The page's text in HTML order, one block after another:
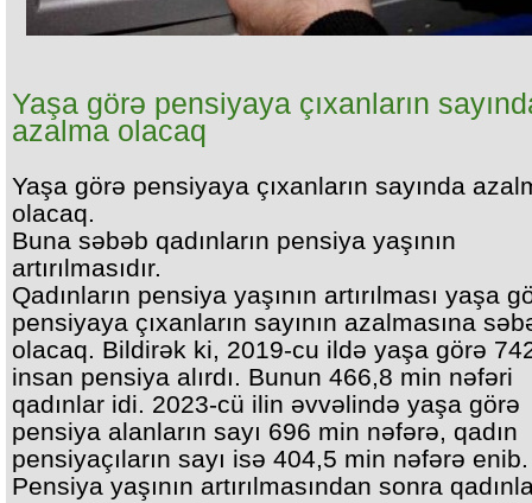
Yaşa görə pensiyaya çıxanların
azalma olacaq
Yaşa görə pensiyaya çıxanların sayında
olacaq.
Buna səbəb qadınların pensiya yaşının
artırılmasıdır.
Qadınların pensiya yaşının artırılması yaşa
pensiyaya çıxanların sayının azalmasına
olacaq. Bildirək ki, 2019-cu ildə yaşa görə
insan pensiya alırdı. Bunun 466,8 min nəfəri
qadınlar idi. 2023-cü ilin əvvəlində yaşa görə
pensiya alanların sayı 696 min nəfərə, qadın
pensiyaçıların sayı isə 404,5 min nəfərə enib.
Pensiya yaşının artırılmasından sonra